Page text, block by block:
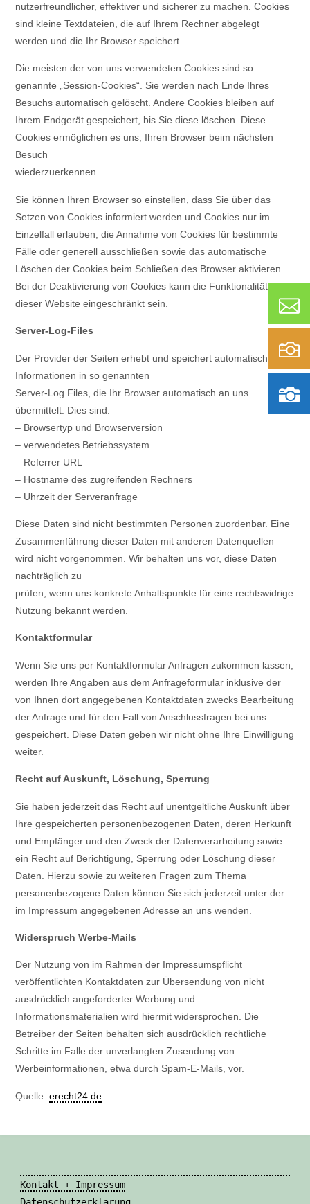
nutzerfreundlicher, effektiver und sicherer zu machen. Cookies
sind kleine Textdateien, die auf Ihrem Rechner abgelegt
werden und die Ihr Browser speichert.
Die meisten der von uns verwendeten Cookies sind so
genannte „Session-Cookies“. Sie werden nach Ende Ihres
Besuchs automatisch gelöscht. Andere Cookies bleiben auf
Ihrem Endgerät gespeichert, bis Sie diese löschen. Diese
Cookies ermöglichen es uns, Ihren Browser beim nächsten
Besuch
wiederzuerkennen.
Sie können Ihren Browser so einstellen, dass Sie über das
Setzen von Cookies informiert werden und Cookies nur im
Einzelfall erlauben, die Annahme von Cookies für bestimmte
Fälle oder generell ausschließen sowie das automatische
Löschen der Cookies beim Schließen des Browser aktivieren.
Bei der Deaktivierung von Cookies kann die Funktionalität
dieser Website eingeschränkt sein.
Server-Log-Files
Der Provider der Seiten erhebt und speichert automatisch
Informationen in so genannten
Server-Log Files, die Ihr Browser automatisch an uns
übermittelt. Dies sind:
– Browsertyp und Browserversion
– verwendetes Betriebssystem
– Referrer URL
– Hostname des zugreifenden Rechners
– Uhrzeit der Serveranfrage
Diese Daten sind nicht bestimmten Personen zuordenbar. Eine
Zusammenführung dieser Daten mit anderen Datenquellen
wird nicht vorgenommen. Wir behalten uns vor, diese Daten
nachträglich zu
prüfen, wenn uns konkrete Anhaltspunkte für eine rechtswidrige
Nutzung bekannt werden.
Kontaktformular
Wenn Sie uns per Kontaktformular Anfragen zukommen lassen,
werden Ihre Angaben aus dem Anfrageformular inklusive der
von Ihnen dort angegebenen Kontaktdaten zwecks Bearbeitung
der Anfrage und für den Fall von Anschlussfragen bei uns
gespeichert. Diese Daten geben wir nicht ohne Ihre Einwilligung
weiter.
Recht auf Auskunft, Löschung, Sperrung
Sie haben jederzeit das Recht auf unentgeltliche Auskunft über
Ihre gespeicherten personenbezogenen Daten, deren Herkunft
und Empfänger und den Zweck der Datenverarbeitung sowie
ein Recht auf Berichtigung, Sperrung oder Löschung dieser
Daten. Hierzu sowie zu weiteren Fragen zum Thema
personenbezogene Daten können Sie sich jederzeit unter der
im Impressum angegebenen Adresse an uns wenden.
Widerspruch Werbe-Mails
Der Nutzung von im Rahmen der Impressumspflicht
veröffentlichten Kontaktdaten zur Übersendung von nicht
ausdrücklich angeforderter Werbung und
Informationsmaterialien wird hiermit widersprochen. Die
Betreiber der Seiten behalten sich ausdrücklich rechtliche
Schritte im Falle der unverlangten Zusendung von
Werbeinformationen, etwa durch Spam-E-Mails, vor.
Quelle:erecht24.de
Kontakt + Impressum
Datenschutzerklärung